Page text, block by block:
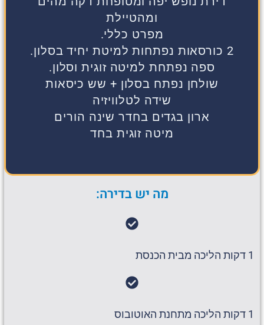
ומהטיילת
מפרט כללי.
2 כורסאות נפתחות למיטת יחיד בסלון.
ספה נפתחת למיטה זוגית וסלון.
שולחן נפתח בסלון + שש כיסאות
שידה לטלוויזיה
ארון בגדים בחדר שינה הורים
מיטה זוגית בחד
מה יש בדירה:
1 דקות הליכה מבית הכנסת
1 דקות הליכה מתחנת האוטובוס